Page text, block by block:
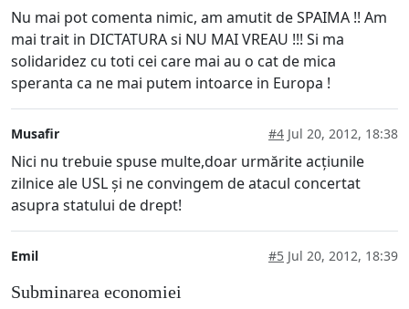
Nu mai pot comenta nimic, am amutit de SPAIMA !! Am
mai trait in DICTATURA si NU MAI VREAU !!! Si ma
solidaridez cu toti cei care mai au o cat de mica
speranta ca ne mai putem intoarce in Europa !
Musafir #4 Jul 20, 2012, 18:38
Nici nu trebuie spuse multe,doar urmărite acțiunile
zilnice ale USL și ne convingem de atacul concertat
asupra statului de drept!
Emil #5 Jul 20, 2012, 18:39
Subminarea economiei